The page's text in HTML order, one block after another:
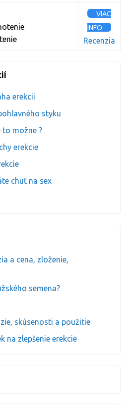
VIAC
INFO
Recenzia
erekcii
styku
to možne ?
erekcie
chuť na sex
a cena, zloženie,
semena?
skúsenosti a použitie
na zlepšenie erekcie